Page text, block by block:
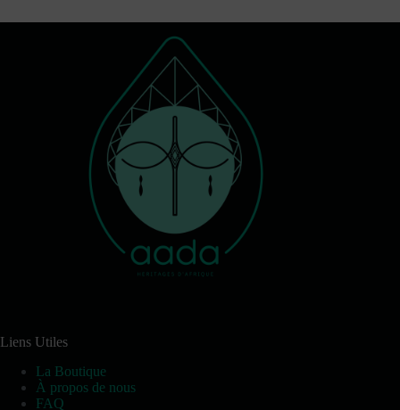
Liens Utiles
La Boutique
À propos de nous
FAQ